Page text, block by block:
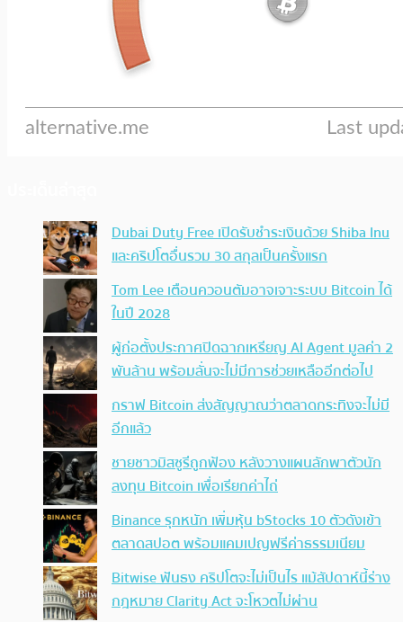
Dubai Duty Free เปิดรับชำระเงินด้วย Shiba Inu
และคริปโตอื่นรวม 30 สกุลเป็นครั้งแรก
Tom Lee เตือนควอนตัมอาจเจาะระบบ Bitcoin ได้
ในปี 2028
ผู้ก่อตั้งประกาศปิดฉากเหรียญ AI Agent มูลค่า 2
พันล้าน พร้อมลั่นจะไม่มีการช่วยเหลืออีกต่อไป
กราฟ Bitcoin ส่งสัญญาณว่าตลาดกระทิงจะไม่มี
อีกแล้ว
ชายชาวมิสซูรีถูกฟ้อง หลังวางแผนลักพาตัวนัก
ลงทุน Bitcoin เพื่อเรียกค่าไถ่
Binance รุกหนัก เพิ่มหุ้น bStocks 10 ตัวดังเข้า
ตลาดสปอต พร้อมแคมเปญฟรีค่าธรรมเนียม
Bitwise ฟันธง คริปโตจะไม่เป็นไร แม้สัปดาห์นี้ร่าง
กฎหมาย Clarity Act จะโหวตไม่ผ่าน